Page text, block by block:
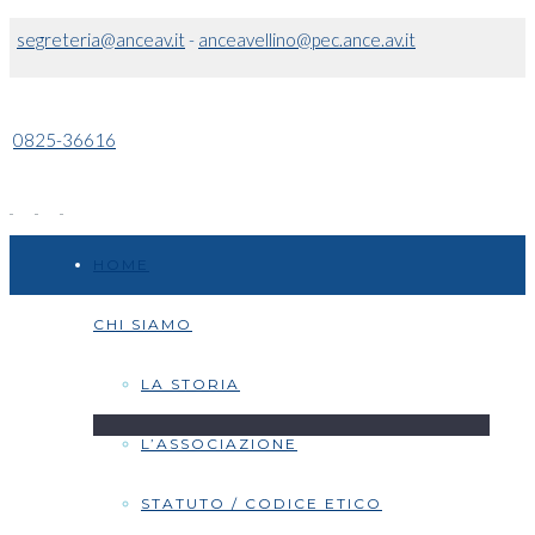
segreteria@anceav.it- anceavellino@pec.ance.av.it
0825-36616
CHI SIAMO
LA STORIA
L’ASSOCIAZIONE
STATUTO / CODICE ETICO